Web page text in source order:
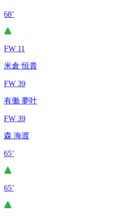
68’
FW 11
米倉 恒貴
FW 39
有働 夢叶
FW 39
森 海渡
65’
65’